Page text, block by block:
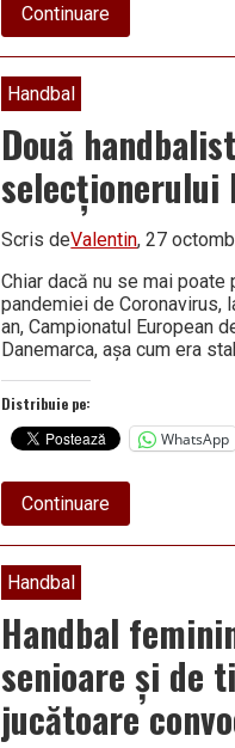
Continuareabout
ADI
VASILE
națională
două
handbaliste
de
la
Handbal
Două
selecționerului
Scris deValentin, 27
Chiar dacă nu se mai
pandemiei de Coronavirus,
an, Campionatul European
Danemarca, așa cum era
Distribuie pe:
WhatsApp
Continuareabout
Două
handbaliste
pe
lista
extinsă
a
selecționerului
Burcea
Handbal
Handbal
senioare și de
jucătoare